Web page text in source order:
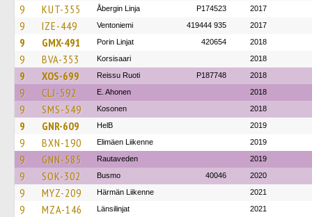
9 KUT-355 Åbergin Linja P174523 2017
9 IZE-449 Ventoniemi 419444 935 2017
9 GMX-491 Porin Linjat 420654 2018
9 BVA-353 Korsisaari 2018
9 XOS-699 Reissu Ruoti P187748 2018
9 CLJ-592 E. Ahonen 2018
9 SMS-549 Kosonen 2018
9 GNR-609 HelB 2019
9 BXN-190 Elimäen Liikenne 2019
9 GNN-585 Rautaveden 2019
9 SOK-302 Busmo 40046 2020
9 MYZ-209 Härmän Liikenne 2021
9 MZA-146 Länsilinjat 2021